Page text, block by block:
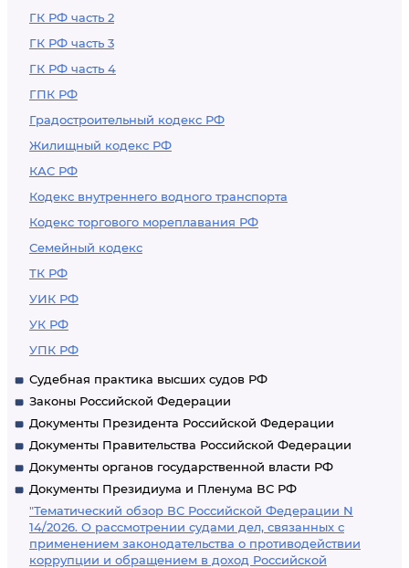
ГК РФ часть 2
ГК РФ часть 3
ГК РФ часть 4
ГПК РФ
Градостроительный кодекс РФ
Жилищный кодекс РФ
КАС РФ
Кодекс внутреннего водного транспорта
Кодекс торгового мореплавания РФ
Семейный кодекс
ТК РФ
УИК РФ
УК РФ
УПК РФ
Судебная практика высших судов РФ
Законы Российской Федерации
Документы Президента Российской Федерации
Документы Правительства Российской Федерации
Документы органов государственной власти РФ
Документы Президиума и Пленума ВС РФ
"Тематический обзор ВС Российской Федерации N
14/2026. О рассмотрении судами дел, связанных с
применением законодательства о противодействии
коррупции и обращением в доход Российской